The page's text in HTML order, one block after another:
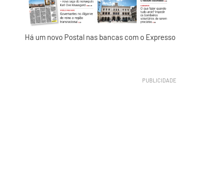
Há um novo Postal nas bancas com o Expresso